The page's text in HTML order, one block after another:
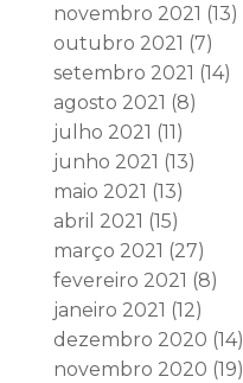
novembro 2021 (13)
outubro 2021 (7)
setembro 2021 (14)
agosto 2021 (8)
julho 2021 (11)
junho 2021 (13)
maio 2021 (13)
abril 2021 (15)
março 2021 (27)
fevereiro 2021 (8)
janeiro 2021 (12)
dezembro 2020 (14)
novembro 2020 (19)